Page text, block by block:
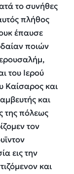
το συνήθες
πλήθος
έπαυσε
ποιών
του Ιερού
Καίσαρος και
και
της πόλεως
τον
εις την
και